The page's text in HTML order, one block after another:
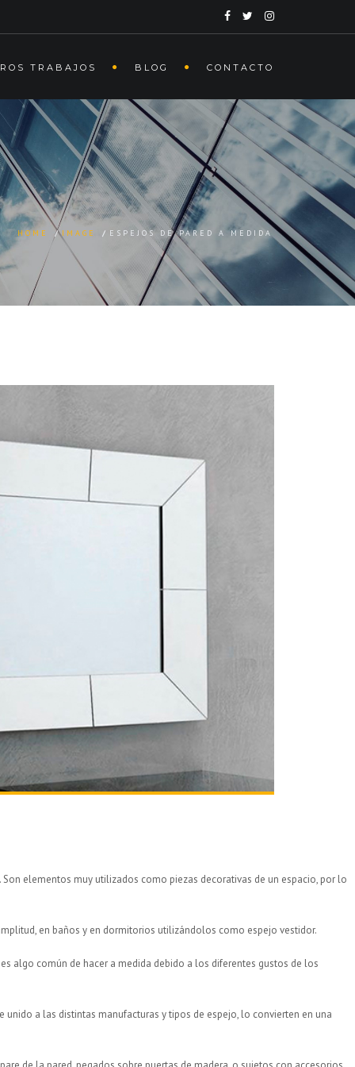
TRABAJOS BLOG CONTACTO
HOME / IMAGE / ESPEJOS DE PARED A MEDIDA
elementos muy utilizados como piezas decorativas de un espacio, por lo
en baños y en dormitorios utilizándolos como espejo vestidor.
algo común de hacer a medida debido a los diferentes gustos de los
a las distintas manufacturas y tipos de espejo, lo convierten en una